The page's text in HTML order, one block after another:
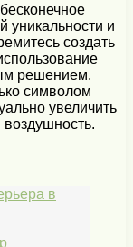
уникальности и
создать
решением.
символом
увеличить
воздушность.
в